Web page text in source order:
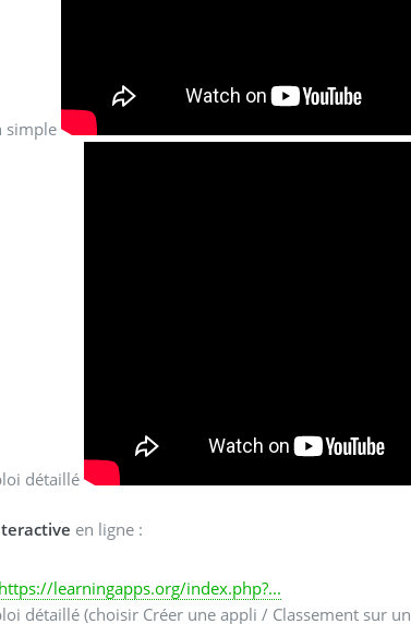
simple
détaillé
en ligne :
https://learningapps.org/index.php?...
détaillé (choisir Créer une appli / Classement sur